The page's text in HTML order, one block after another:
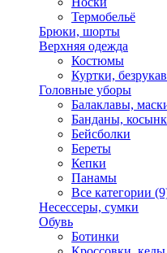
Термобельё
Брюки, шорты
Верхняя одежда
Костюмы
Куртки,
Головные уборы
Балаклавы,
Банданы,
Бейсболки
Береты
Кепки
Панамы
Все категории
Несессеры, сумки
Обувь
Ботинки